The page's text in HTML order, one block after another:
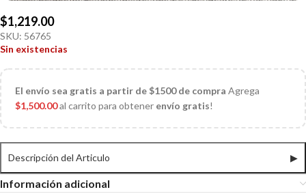
$1,219.00
SKU: 56765
Sin existencias
El envío sea gratis a partir de $1500 de compra Agrega
$1,500.00al carrito para obtener envío gratis!
Descripción del Articulo ▶
Información adicional